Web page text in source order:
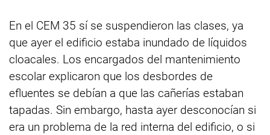
En el CEM 35 sí se suspendieron las clases, ya
que ayer el edificio estaba inundado de líquidos
cloacales. Los encargados del mantenimiento
escolar explicaron que los desbordes de
efluentes se debían a que las cañerías estaban
tapadas. Sin embargo, hasta ayer desconocían si
era un problema de la red interna del edificio, o si